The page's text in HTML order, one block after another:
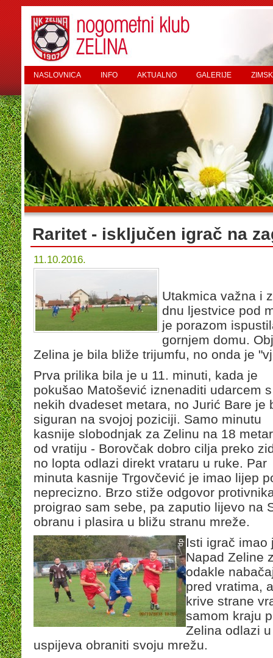
NASLOVNICA INFO AKTUALNO GALERIJE
Raritet - isključen igrač na
11.10.2016.
Utakmica važna i
dnu ljestvice pod
je porazom
gornjem domu.
Zelina je bila bliže trijumfu, no onda je
Prva prilika bila je u 11. minuti, kada je
pokušao Matošević iznenaditi udarcem s
nekih dvadeset metara, no Jurić Bare je
siguran na svojoj poziciji. Samo minutu
kasnije slobodnjak za Zelinu na 18
od vratiju - Borovčak dobro cilja preko
no lopta odlazi direkt vrataru u ruke. Par
minuta kasnije Trgovčević je imao lijep
neprecizno. Brzo stiže odgovor
proigrao sam sebe, pa zaputio lijevo na
obranu i plasira u bližu stranu mreže.
Isti igrač imao
Napad Zeline
odakle
pred vratima,
krive strane
samom kraju
Zelina odlazi
uspijeva obraniti svoju mrežu.